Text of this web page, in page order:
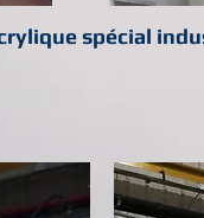
spécial